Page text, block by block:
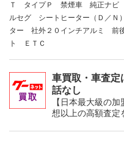
Ｔ タイプＰ 禁煙車 純正ナビ
ルセグ シートヒーター（Ｄ／
ター 社外２０インチアルミ 前
ト ＥＴＣ
車買取・車査
話なし
【日本最大級の
想以上の高額査定